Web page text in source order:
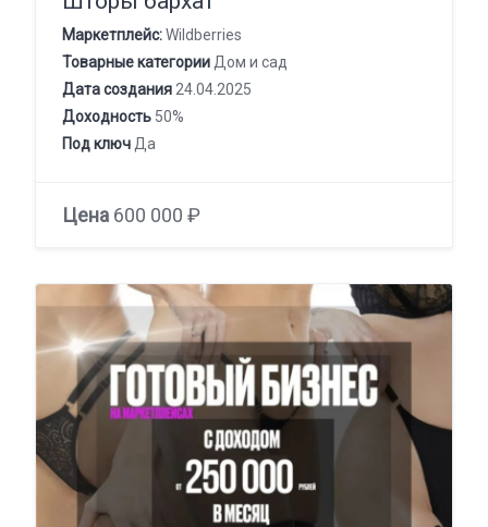
Маркетплейс:Wildberries
Товарные категории Дом и сад
Дата создания 24.04.2025
Доходность 50%
Под ключ Да
Цена 600 000 ₽